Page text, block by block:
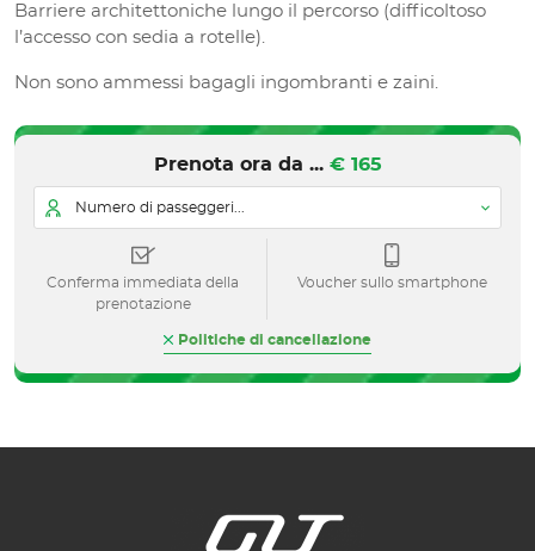
Barriere architettoniche lungo il percorso (difficoltoso
l’accesso con sedia a rotelle).
Non sono ammessi bagagli ingombranti e zaini.
Prenota ora da ... € 165
Numero di passeggeri...
Conferma immediata della
prenotazione
Voucher sullo smartphone
Politiche di cancellazione